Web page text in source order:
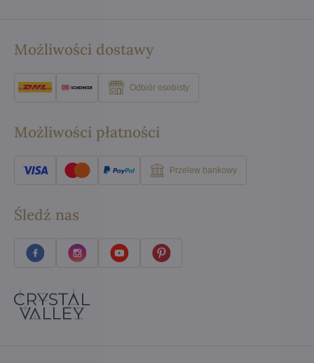
Możliwości dostawy
Odbiór osobisty
Możliwości płatności
Przelew bankowy
Śledź nas